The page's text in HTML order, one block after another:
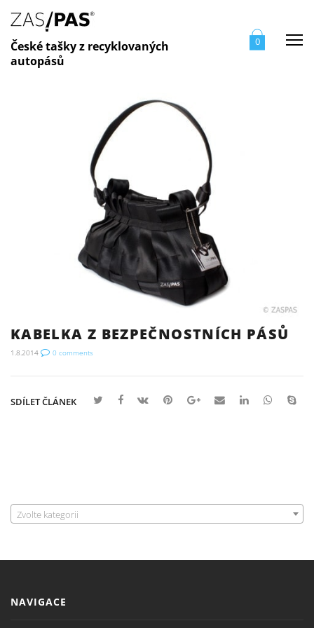
České tašky z recyklovaných
autopásů
0
KABELKA Z BEZPEČNOSTNÍCH PÁSŮ
1.8.2014 0 comments
SDÍLET ČLÁNEK
Zvolte kategorii
NAVIGACE